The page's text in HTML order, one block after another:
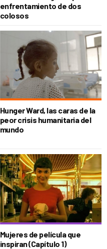
enfrentamiento de dos
colosos
Hunger Ward, las caras de la
peor crisis humanitaria del
mundo
Mujeres de película que
inspiran (Capítulo 1)